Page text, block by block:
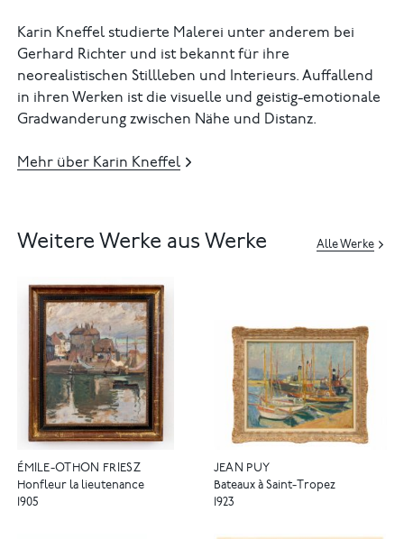
Karin Kneffel studierte Malerei unter anderem bei
Gerhard Richter und ist bekannt für ihre
neorealistischen Stillleben und Interieurs. Auffallend
in ihren Werken ist die visuelle und geistig-emotionale
Gradwanderung zwischen Nähe und Distanz.
Mehr über Karin Kneffel
Weitere Werke aus Werke Alle Werke
ÉMILE-OTHON FRIESZ
Honfleur la lieutenance
1905
JEAN PUY
Bateaux à Saint-Tropez
1923